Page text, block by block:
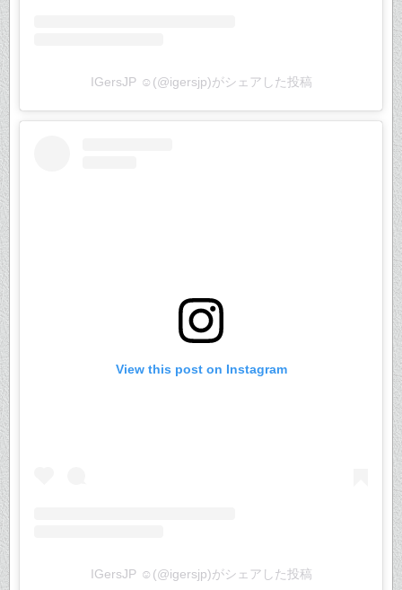
IGersJP ☺︎(@igersjp)がシェアした投稿
View this post on Instagram
IGersJP ☺︎(@igersjp)がシェアした投稿